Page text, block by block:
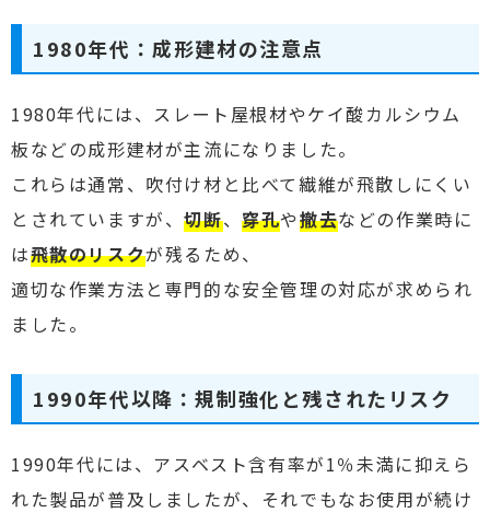
1980年代：成形建材の注意点
1980年代には、スレート屋根材やケイ酸カルシウム
板などの成形建材が主流になりました。
これらは通常、吹付け材と比べて繊維が飛散しにくい
とされていますが、切断、穿孔や撤去などの作業時に
は飛散のリスクが残るため、
適切な作業方法と専門的な安全管理の対応が求められ
ました。
1990年代以降：規制強化と残されたリスク
1990年代には、アスベスト含有率が1％未満に抑えら
れた製品が普及しましたが、それでもなお使用が続け